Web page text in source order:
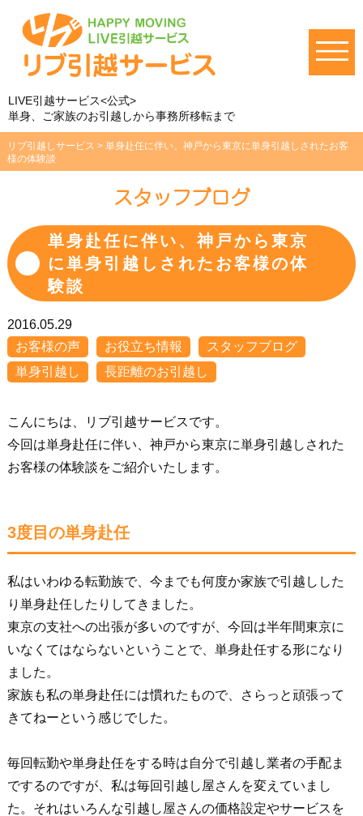
LIVE引越サービス<公式>
単身、ご家族のお引越しから事務所移転まで
リブ引越しサービス > 単身赴任に伴い、神戸から東京に単身引越しされたお客
様の体験談
スタッフブログ
単身赴任に伴い、神戸から東京
に単身引越しされたお客様の体
験談
2016.05.29
お客様の声
お役立ち情報
スタッフブログ
単身引越し
長距離のお引越し
こんにちは、リブ引越サービスです。
今回は単身赴任に伴い、神戸から東京に単身引越しされた
お客様の体験談をご紹介いたします。
3度目の単身赴任
私はいわゆる転勤族で、今までも何度か家族で引越しした
り単身赴任したりしてきました。
東京の支社への出張が多いのですが、今回は半年間東京に
いなくてはならないということで、単身赴任する形になり
ました。
家族も私の単身赴任には慣れたもので、さらっと頑張って
きてねーという感じでした。
毎回転勤や単身赴任をする時は自分で引越し業者の手配ま
でするのですが、私は毎回引越し屋さんを変えていまし
た。それはいろんな引越し屋さんの価格設定やサービスを